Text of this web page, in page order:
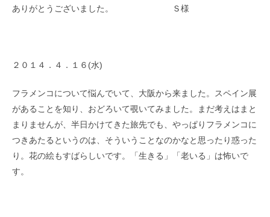
ありがとうございました。 Ｓ様
２０１４．４．１６(水)
フラメンコについて悩んでいて、大阪から来ました。スペイン展
があることを知り、おどろいて覗いてみました。まだ考えはまと
まりませんが、半日かけてきた旅先でも、やっぱりフラメンコに
つきあたるというのは、そういうことなのかなと思ったり惑った
り。花の絵もすばらしいです。「生きる」「老いる」は怖いで
す。